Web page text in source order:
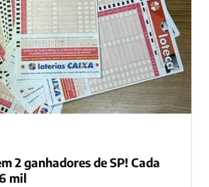
2 ganhadores de SP! Cada
mil